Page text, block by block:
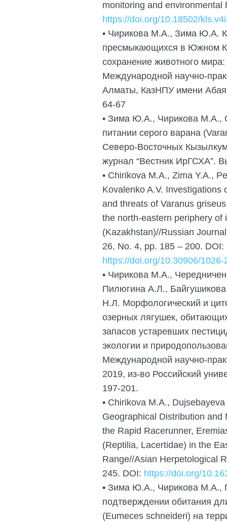
monitoring and environmental
https://doi.org/10.18502/
• Чирикова М.А., Зима Ю.А. К
пресмыкающихся в Южном
сохранение животного
Международной научно-
Алматы, КазНПУ имени
64-67
• Зима Ю.А., Чирикова М.А.,
питании серого варана
Северо-Восточных
журнал “Вестник ИрГСХА”.
• Chirikova M.A., Zima Y.A.,
Kovalenko A.V. Investigations
and threats of Varanus
the north-eastern periphery of
(Kazakhstan)//Russian
26, No. 4, pp. 185 – 200. DOI:
https://doi.org/10.30906/
• Чирикова М.А.,
Пилюгина А.Л.,
Н.Л. Морфологический и
озерных лягушек,
запасов устаревших
экологии и
Международной научно-
2019, из-во Российский
197-201.
• Chirikova M.A.,
Geographical Distribution and
the Rapid Racerunner,
(Reptilia, Lacertidae) in the
Range//Asian Herpetological
245. DOI: https://doi.org/
• Зима Ю.А., Чирикова М.А.,
подтверждении обитания
(Eumeces schneideri) на